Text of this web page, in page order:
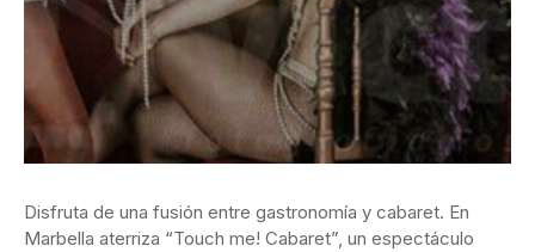
Disfruta de una fusión entre gastronomía y cabaret. En
Marbella aterriza “Touch me! Cabaret”, un espectáculo